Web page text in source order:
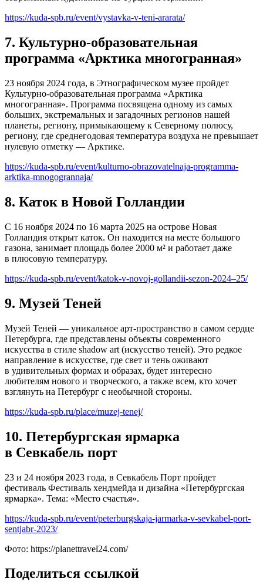
https://kuda-spb.ru/event/vystavka-v-teni-ararata/
7. Культурно-образовательная
программа «Арктика многогранная»
23 ноября 2024 года, в Этнографическом музее пройдет
Культурно-образовательная программа «Арктика
многогранная». Программа посвящена одному из самых
больших, экстремальных и загадочных регионов нашей
планеты, региону, примыкающему к Северному полюсу,
региону, где среднегодовая температура воздуха не превышает
нулевую отметку — Арктике.
https://kuda-spb.ru/event/kulturno-obrazovatelnaja-programma-
arktika-mnogogrannaja/
8. Каток в Новой Голландии
С 16 ноября 2024 по 16 марта 2025 на острове Новая
Голландия открыт каток. Он находится на месте большого
газона, занимает площадь более 2000 м² и работает даже
в плюсовую температуру.
https://kuda-spb.ru/event/katok-v-novoj-gollandii-sezon-2024–25/
9. Музей Теней
Музей Теней — уникальное арт-пространство в самом сердце
Петербурга, где представлены объекты современного
искусства в стиле shadow art (искусство теней). Это редкое
направление в искусстве, где свет и тень оживают
в удивительных формах и образах, будет интересно
любителям нового и творческого, а также всем, кто хочет
взглянуть на Петербург с необычной стороны.
https://kuda-spb.ru/place/muzej-tenej/
10. Петербургская ярмарка
в Севкабель порт
23 и 24 ноября 2023 года, в Севкабель Порт пройдет
фестиваль Фестиваль хендмейда и дизайна «Петербургская
ярмарка». Тема: «Место счастья».
https://kuda-spb.ru/event/peterburgskaja-jarmarka-v-sevkabel-port-
sentjabr-2023/
Фото: https://planettravel24.com/
Поделиться ссылкой